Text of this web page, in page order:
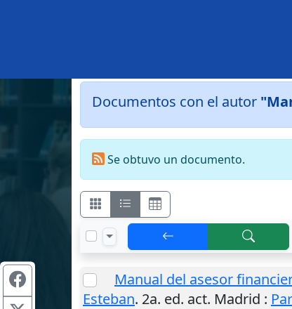
Documentos con el autor
Se obtuvo un documento.
Manual del asesor
Esteban. 2a. ed. act. Madrid :